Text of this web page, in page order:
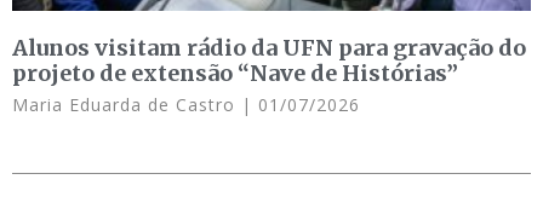
Alunos visitam rádio da UFN para gravação do
projeto de extensão “Nave de Histórias”
Maria Eduarda de Castro 01/07/2026